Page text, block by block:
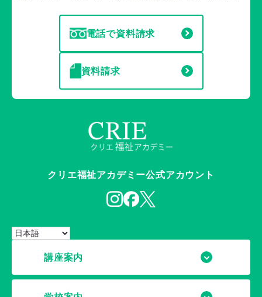
電話で資料請求
資料請求
クリエ福祉アカデミー公式アカウント
講座案内